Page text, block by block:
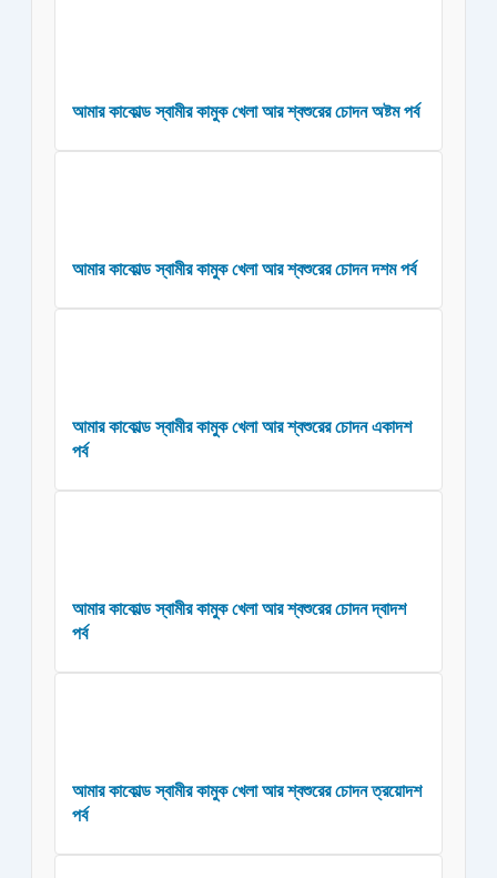
আমার কাকোল্ড স্বামীর কামুক খেলা আর শ্বশুরের চোদন অষ্টম পর্ব
আমার কাকোল্ড স্বামীর কামুক খেলা আর শ্বশুরের চোদন দশম পর্ব
আমার কাকোল্ড স্বামীর কামুক খেলা আর শ্বশুরের চোদন একাদশ
পর্ব
আমার কাকোল্ড স্বামীর কামুক খেলা আর শ্বশুরের চোদন দ্বাদশ
পর্ব
আমার কাকোল্ড স্বামীর কামুক খেলা আর শ্বশুরের চোদন ত্রয়োদশ
পর্ব